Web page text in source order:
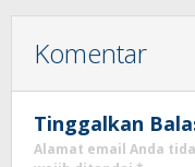
Komentar
Tinggalkan
Alamat email Anda